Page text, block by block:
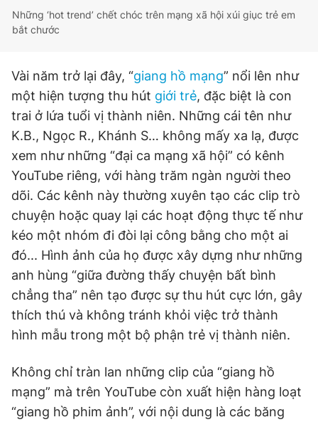
Những ‘hot trend’ chết chóc trên mạng xã hội xúi giục trẻ em
bắt chước
Vài năm trở lại đây, “giang hồ mạng” nổi lên như
một hiện tượng thu hút giới trẻ, đặc biệt là con
trai ở lứa tuổi vị thành niên. Những cái tên như
K.B., Ngọc R., Khánh S… không mấy xa lạ, được
xem như những “đại ca mạng xã hội” có kênh
YouTube riêng, với hàng trăm ngàn người theo
dõi. Các kênh này thường xuyên tạo các clip trò
chuyện hoặc quay lại các hoạt động thực tế như
kéo một nhóm đi đòi lại công bằng cho một ai
đó... Hình ảnh của họ được xây dựng như những
anh hùng “giữa đường thấy chuyện bất bình
chẳng tha” nên tạo được sự thu hút cực lớn, gây
thích thú và không tránh khỏi việc trở thành
hình mẫu trong một bộ phận trẻ vị thành niên.
Không chỉ tràn lan những clip của “giang hồ
mạng” mà trên YouTube còn xuất hiện hàng loạt
“giang hồ phim ảnh”, với nội dung là các băng